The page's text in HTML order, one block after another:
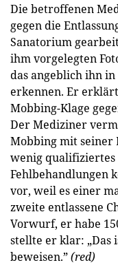
Die betroffenen
gegen die
Sanatorium
ihm vorgelegten
das angeblich ihn
erkennen. Er
Mobbing-Klage
Der Mediziner
Mobbing mit seiner
wenig
Fehlbehandlungen
vor, weil es einer
zweite entlassene
Vorwurf, er habe
stellte er klar: „Das
beweisen.”(red)